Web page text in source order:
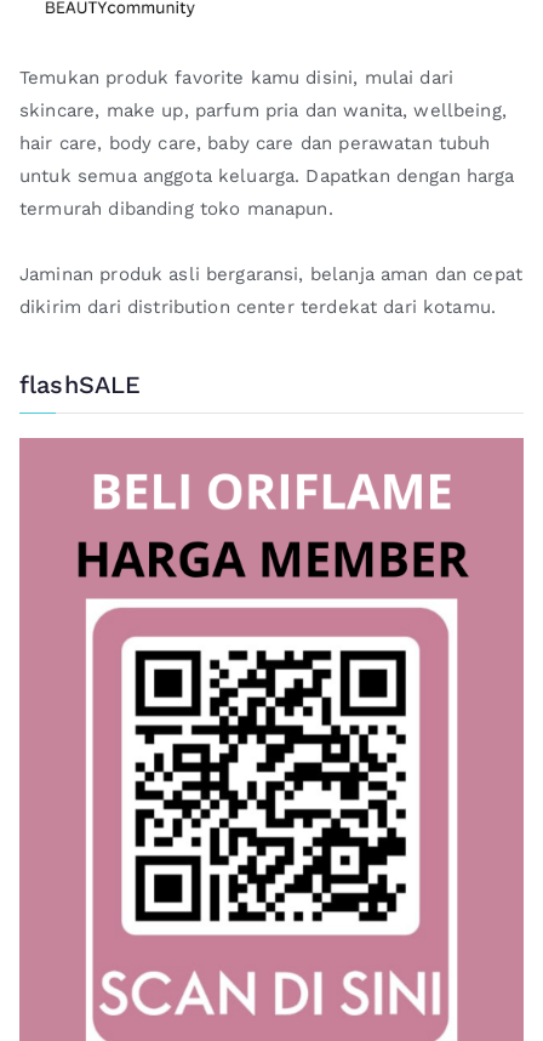
Temukan produk favorite kamu disini, mulai dari
skincare, make up, parfum pria dan wanita, wellbeing,
hair care, body care, baby care dan perawatan tubuh
untuk semua anggota keluarga. Dapatkan dengan harga
termurah dibanding toko manapun.
Jaminan produk asli bergaransi, belanja aman dan cepat
dikirim dari distribution center terdekat dari kotamu.
flashSALE